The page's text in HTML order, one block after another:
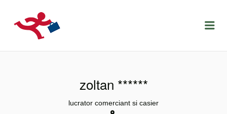
LOCURIDEMUNCACLUJ.NET
zoltan ******
lucrator comerciant si casier